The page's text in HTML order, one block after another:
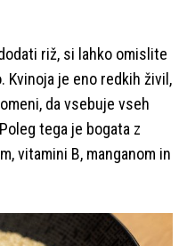
riž, si lahko omislite
Kvinoja je eno redkih živil,
da vsebuje vseh
tega je bogata z
vitamini B, manganom in